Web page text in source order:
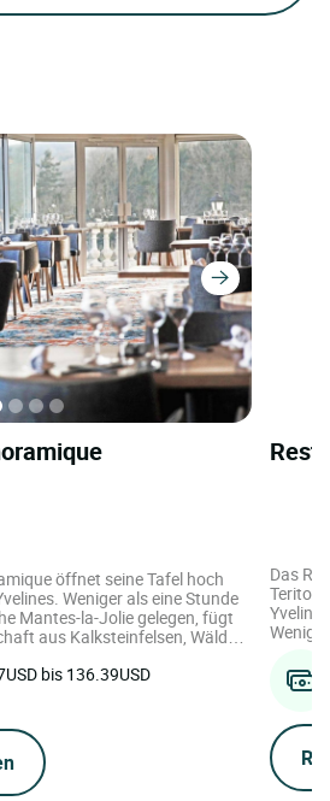
öffnet seine Tafel hoch
Weniger als eine Stunde
Mantes-la-Jolie gelegen, fügt
aus Kalksteinfelsen, Wäldern
Natur. Der großzügig nach
verlängert dieses Eintauchen in
ohne jemals ...
bis 136.39USD
Das